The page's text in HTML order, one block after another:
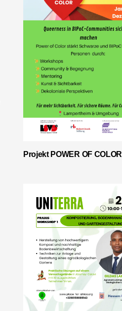
Projekt POWER OF COLOR